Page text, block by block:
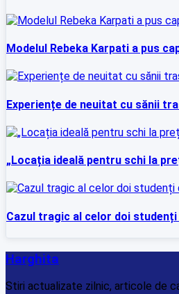
Modelul Rebeka Karpati a pus
Experiențe de neuitat cu sănii
„Locația ideală pentru schi la
Cazul tragic al celor doi
Harghita
Stiri actualizate zilnic, articole de